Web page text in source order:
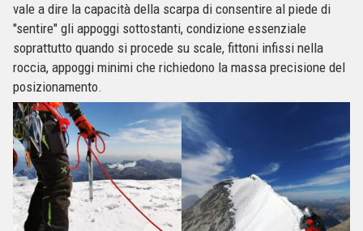
vale a dire la capacità della scarpa di consentire al piede di
"sentire" gli appoggi sottostanti, condizione essenziale
soprattutto quando si procede su scale, fittoni infissi nella
roccia, appoggi minimi che richiedono la massa precisione del
posizionamento.